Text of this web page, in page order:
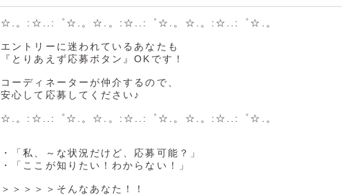
☆.。:☆..:゜☆.。☆.。:☆..:゜☆.。☆.。:☆..:゜☆.。
エントリーに迷われているあなたも
『とりあえず応募ボタン』OKです！
コーディネーターが仲介するので、
安心して応募してください♪
☆.。:☆..:゜☆.。☆.。:☆..:゜☆.。☆.。:☆..:゜☆.。
・「私、～な状況だけど、応募可能？」
・「ここが知りたい！わからない！」
＞＞＞＞＞そんなあなた！！